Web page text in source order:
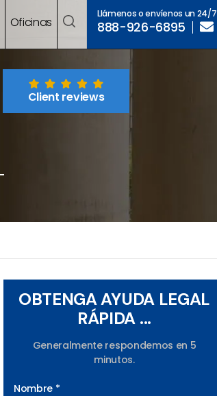
Oficinas
Llámenos o envíenos un 24/7
888-926-6895
Client reviews
OBTENGA AYUDA LEGAL
RÁPIDA ...
Generalmente respondemos en 5
minutos.
Nombre *